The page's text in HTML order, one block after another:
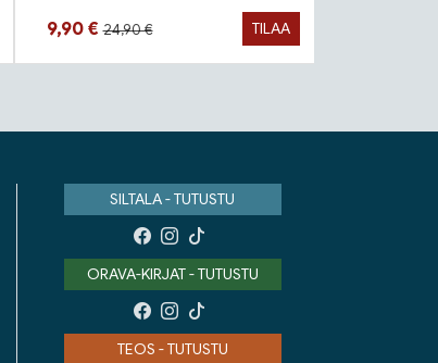
Hinta nyt
9,90 €Hinta aiemmin
24,90 € TILAA
SILTALA - TUTUSTU
ORAVA-KIRJAT - TUTUSTU
TEOS - TUTUSTU